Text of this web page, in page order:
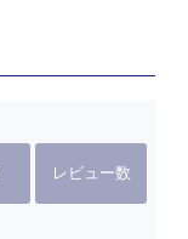
レビュー数